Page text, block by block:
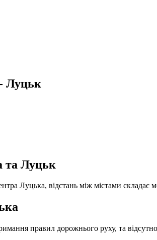
Луцьк
та Луцьк
Луцька, відстань між містами складає
правил дорожнього руху, та